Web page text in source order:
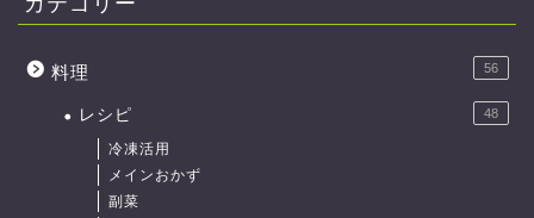
料理 56
レシピ 48
冷凍活用
メインおかず
副菜